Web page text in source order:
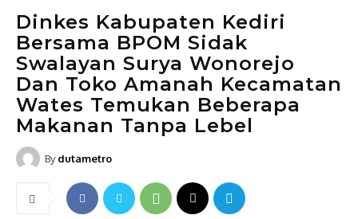
Dinkes Kabupaten Kediri
Bersama BPOM Sidak
Swalayan Surya Wonorejo
Dan Toko Amanah Kecamatan
Wates Temukan Beberapa
Makanan Tanpa Lebel
By dutametro